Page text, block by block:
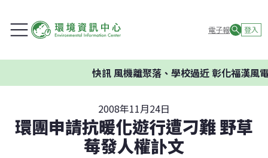
電子報 登入
快訊風機離聚落、學校過近 彰化福漢風電
2008年11月24日
環團申請抗暖化遊行遭刁難 野草
莓發人權訃文